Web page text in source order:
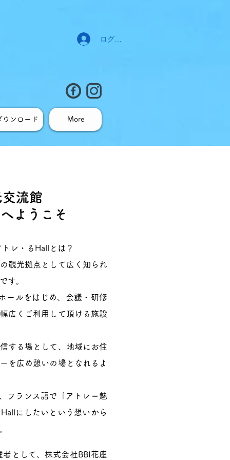
ログイン
ウンロード More
流館
ようこそ
レ・るHallとは？
観光拠点として広く知 ら れ
す。
ールをはじめ、会議・ 研修
広くご利用して頂 ける 施設
する場として、 地域に お住
を広め憩いの場と なれ るよ
フランス語で「アトレ ＝ 魅
にしたいという 想い から
として、株式会社BBI花座